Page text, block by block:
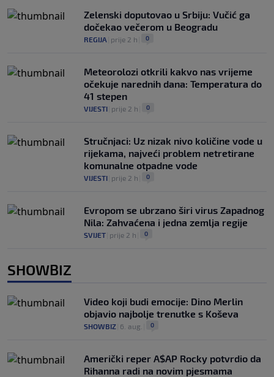
Zelenski doputovao u Srbiju: Vučić ga
dočekao večerom u Beogradu
REGIJA prije 2 h 0
Meteorolozi otkrili kakvo nas vrijeme
očekuje narednih dana: Temperatura do
41 stepen
VIJESTI prije 2 h 0
Stručnjaci: Uz nizak nivo količine vode u
rijekama, najveći problem netretirane
komunalne otpadne vode
VIJESTI prije 2 h 0
Evropom se ubrzano širi virus Zapadnog
Nila: Zahvaćena i jedna zemlja regije
SVIJET prije 2 h 0
SHOWBIZ
Video koji budi emocije: Dino Merlin
objavio najbolje trenutke s Koševa
SHOWBIZ 6. aug. 0
Američki reper A$AP Rocky potvrdio da
Rihanna radi na novim pjesmama